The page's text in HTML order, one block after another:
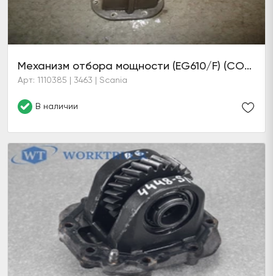
Механизм отбора мощности (EG610/F) (COM)
Арт: 1110385 | 3463 | Scania
В наличии